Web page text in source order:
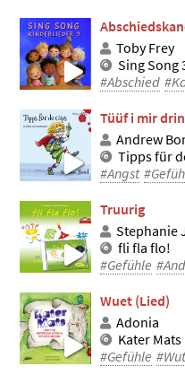
Toby Frey
Sing Song
#Abschied
Tüüf i mir drin
Andrew
Tipps für
#Angst
Truurig
Stephanie
fli fla flo!
#Gefühle
Wuet (Lied)
Adonia
Kater Mats
#Gefühle